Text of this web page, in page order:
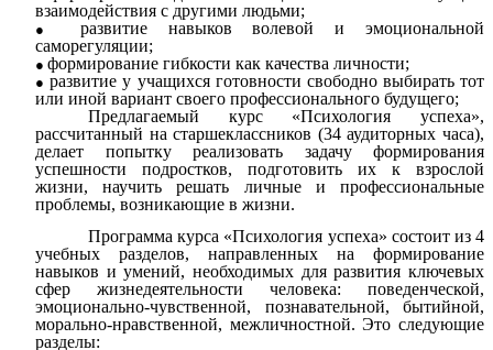
взаимодействия с другими людьми;
развитие навыков волевой и эмоциональной
саморегуляции;
формирование гибкости как качества личности;
развитие у учащихся готовности свободно выбирать тот
или иной вариант своего профессионального будущего;
Предлагаемый курс «Психология успеха»,
рассчитанный на старшеклассников (34 аудиторных часа),
делает попытку реализовать задачу формирования
успешности подростков, подготовить их к взрослой
жизни, научить решать личные и профессиональные
проблемы, возникающие в жизни.
Программа курса «Психология успеха» состоит из 4
учебных разделов, направленных на формирование
навыков и умений, необходимых для развития ключевых
сфер жизнедеятельности человека: поведенческой,
эмоционально-чувственной, познавательной, бытийной,
морально-нравственной, межличностной. Это следующие
разделы: